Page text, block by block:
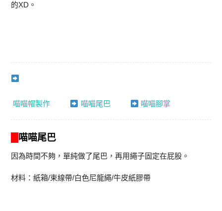
的XD。
喵喵帽製作 喵喵尾巴 喵喵腳掌
喵喵尾巴
因為時間不夠，單純做了尾巴，再用繩子固定在屁股。
材料：紙箱/束線帶/白色尼龍繩/牛皮紙膠帶